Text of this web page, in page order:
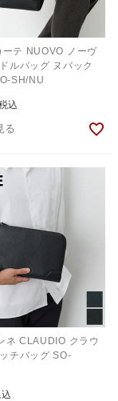
ーテ NUOVO ノーヴ
ルバッグ ヌバック
SH/NU
込
る
ネ CLAUDIO クラウ
チバッグ SO-